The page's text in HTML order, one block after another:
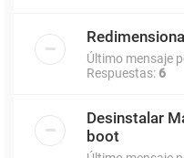
Último mensaje
Respuestas: 6
Desinstalar
boot